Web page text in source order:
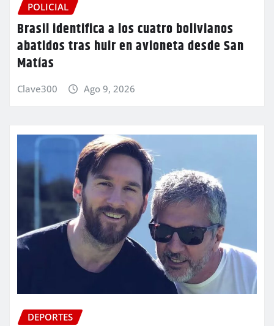
POLICIAL
Brasil identifica a los cuatro bolivianos
abatidos tras huir en avioneta desde San
Matías
Clave300 Ago 9, 2026
DEPORTES